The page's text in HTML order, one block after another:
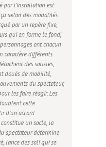
par l’installation est
selon des modalités
par un repère fixe,
qui en forme le fond,
ont chacun
caractère différents.
des solistes,
doués de mobilité,
du spectateur,
les faire réagir. Les
cette
d’un accord
un socle, la
spectateur détermine
lance des soli qui se